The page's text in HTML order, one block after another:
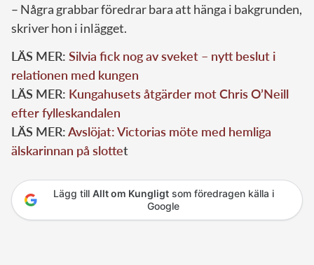
– Några grabbar föredrar bara att hänga i bakgrunden,
skriver hon i inlägget.
LÄS MER: Silvia fick nog av sveket – nytt beslut i
relationen med kungen
LÄS MER: Kungahusets åtgärder mot Chris O’Neill
efter fylleskandalen
LÄS MER:Avslöjat: Victorias möte med hemliga
älskarinnan på slottet
Lägg till Allt om Kungligtsom föredragen källa i
Google